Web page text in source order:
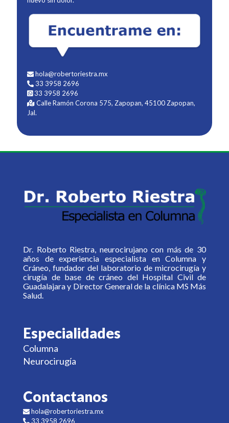
hola@robertoriestra.mx
33 3958 2696
33 3958 2696
Calle Ramón Corona 575, Zapopan, 45100 Zapopan,
Jal.
Dr. Roberto Riestra, neurocirujano con más de 30
años de experiencia especialista en Columna y
Cráneo, fundador del laboratorio de microcirugía y
cirugía de base de cráneo del Hospital Civil de
Guadalajara y Director General de la clínica MS Más
Salud.
Especialidades
Columna
Neurocirugía
Contactanos
hola@robertoriestra.mx
33 3958 2696